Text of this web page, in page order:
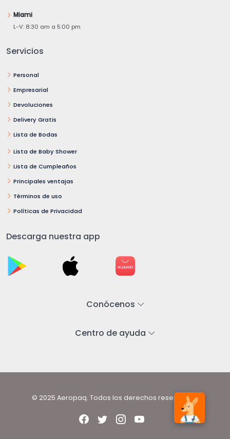
Miami
L-V: 8:30 am a 5:00 pm
Servicios
Personal
Empresarial
Devoluciones
Delivery Gratis
Lista de Bodas
Lista de Baby Shower
Lista de Cumpleaños
Principales ventajas
Términos de uso
Políticas de Privacidad
Descarga nuestra app
Conócenos
Centro de ayuda
© 2025 Aeropaq. Todos los derechos reservados.